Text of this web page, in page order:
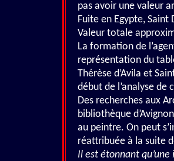
pas avoir une valeur
Fuite en Egypte,
Valeur totale
La formation de
représentation du
Thérèse d’Avila et
début de l’analyse de
Des recherches aux
bibliothèque
au peintre. On peut
réattribuée à la suite
Il est étonnant